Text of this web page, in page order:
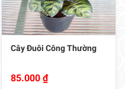
Cây Đuôi Công Thường
85.000 ₫